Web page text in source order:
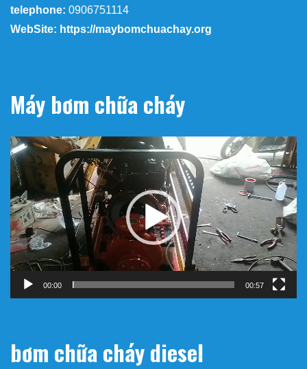
telephone: 0906751114
WebSite: https://maybomchuachay.org
Máy bơm chữa cháy
Trình
chơi
Video
00:00 00:57
bơm chữa cháy diesel